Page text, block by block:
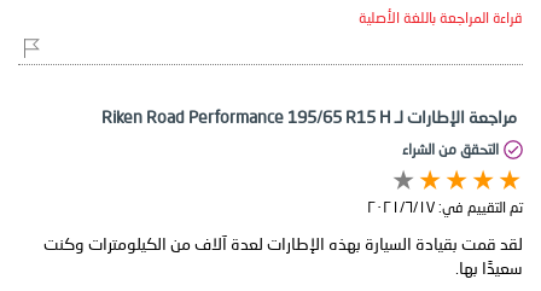
قراءة المراجعة باللغة الأصلية
مراجعة الإطارات لـ Riken Road Performance 195/65 R15 H
التحقق من الشراء
تم التقييم في: ١٧‏/٦‏/٢٠٢١
لقد قمت بقيادة السيارة بهذه الإطارات لعدة آلاف من الكيلومترات وكنت
سعيدًا بها.